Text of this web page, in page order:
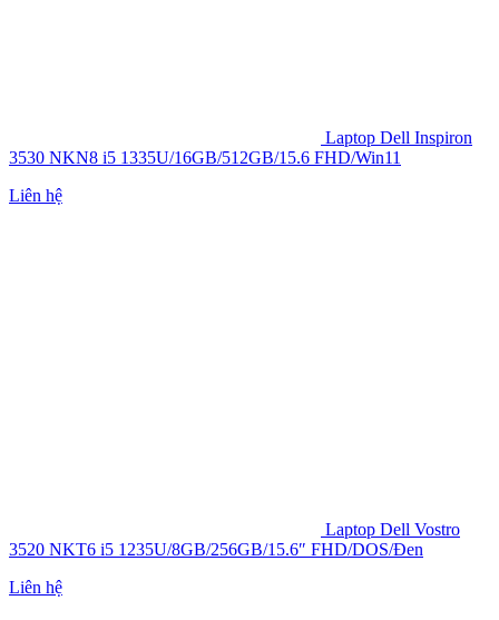
Laptop Dell Inspiron
3530 NKN8 i5 1335U/16GB/512GB/15.6 FHD/Win11
Liên hệ
Laptop Dell Vostro
3520 NKT6 i5 1235U/8GB/256GB/15.6″ FHD/DOS/Đen
Liên hệ